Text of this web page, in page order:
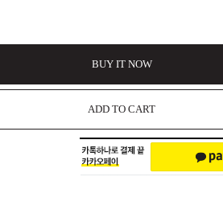
BUY IT NOW
ADD TO CART